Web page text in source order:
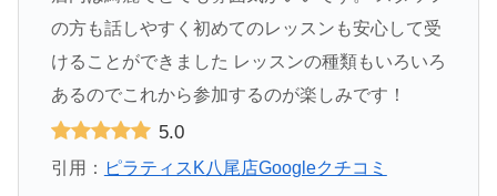
の方も話しやすく初めてのレッスンも安心して受
けることができました レッスンの種類もいろいろ
あるのでこれから参加するのが楽しみです！
5.0
引用： ピラティスK八尾店Googleクチコミ